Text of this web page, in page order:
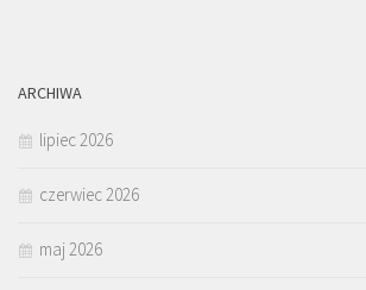
ARCHIWA
lipiec 2026
czerwiec 2026
maj 2026